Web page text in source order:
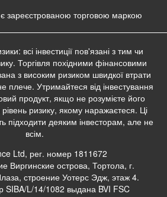
є зареєстрованою торговою маркою
всі інвестиції пов'язані з тим чи
Торгівля похідними фінансовими
з високим ризиком швидкої втрати
плече. Утримайтеся від інвестування
продукт, якщо не розумієте його
ризику, якому наражаєтеся. Ці
підходити деяким інвесторам, але не
всім.
Ltd, рег. номер 1811672
Виргинские острова, Тортола, г.
строение Уотерс Эдж, этаж 4.
SIBA/L/14/1082 выдана BVI FSC